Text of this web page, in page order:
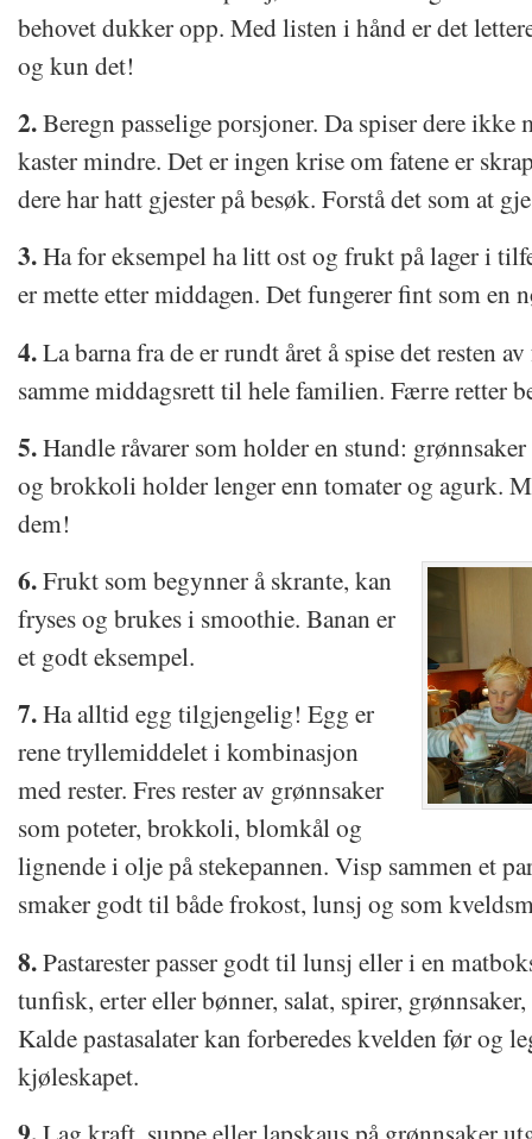
behovet dukker opp. Med listen i hånd er det
og kun det!
2.Beregn passelige porsjoner. Da spiser dere ikke
kaster mindre. Det er ingen krise om fatene er
dere har hatt gjester på besøk. Forstå det som at
3.Ha for eksempel ha litt ost og frukt på lager i
er mette etter middagen. Det fungerer fint som en
4.La barna fra de er rundt året å spise det resten
samme middagsrett til hele familien. Færre retter
5.Handle råvarer som holder en stund:
og brokkoli holder lenger enn tomater og agurk.
dem!
6.Frukt som begynner å skrante, kan
fryses og brukes i smoothie. Banan er
et godt eksempel.
7.Ha alltid egg tilgjengelig! Egg er
rene tryllemiddelet i kombinasjon
med rester. Fres rester av grønnsaker
som poteter, brokkoli, blomkål og
lignende i olje på stekepannen. Visp sammen et
smaker godt til både frokost, lunsj og som
8.Pastarester passer godt til lunsj eller i en
tunfisk, erter eller bønner, salat, spirer,
Kalde pastasalater kan forberedes kvelden før og
kjøleskapet.